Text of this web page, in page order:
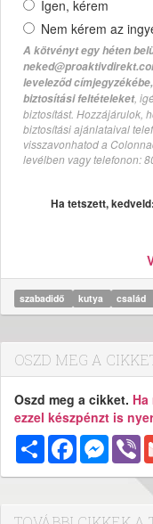
Igen, kérem
Nem kérem az
A kötvényt egy héten
leveleződ
biztosítási feltételeket,
biztosítást. Hozzájárulok,
biztosítási ajánlataival
visszavonhatod a
levélben vagy telefonon:
Ha tetszett, kedveld:
szabadidő kutya család
OSZD MEG A
Oszd meg a cikket.
ezzel készpénzt is
MegosztásFacebook